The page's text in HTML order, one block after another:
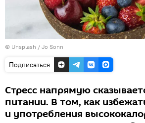
© Unsplash / Jo Sonn
Подписаться
Стресс напрямую
питании. В том, как
и употребления